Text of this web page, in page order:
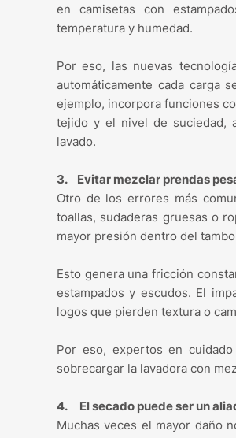
en camisetas con
temperatura y humedad.
Por eso, las nuevas
automáticamente cada carga
ejemplo, incorpora funciones
tejido y el nivel de suciedad,
lavado.
3. Evitar mezclar prendas
Otro de los errores más
toallas, sudaderas gruesas o
mayor presión dentro del
Esto genera una fricción
estampados y escudos. El
logos que pierden textura o
Por eso, expertos en
sobrecargar la lavadora con
4. El secado puede ser un
Muchas veces el mayor daño